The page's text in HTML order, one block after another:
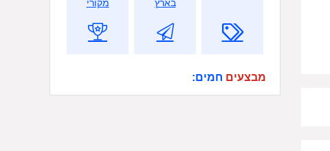
בארץ
מקורי
מבצעים חמים: